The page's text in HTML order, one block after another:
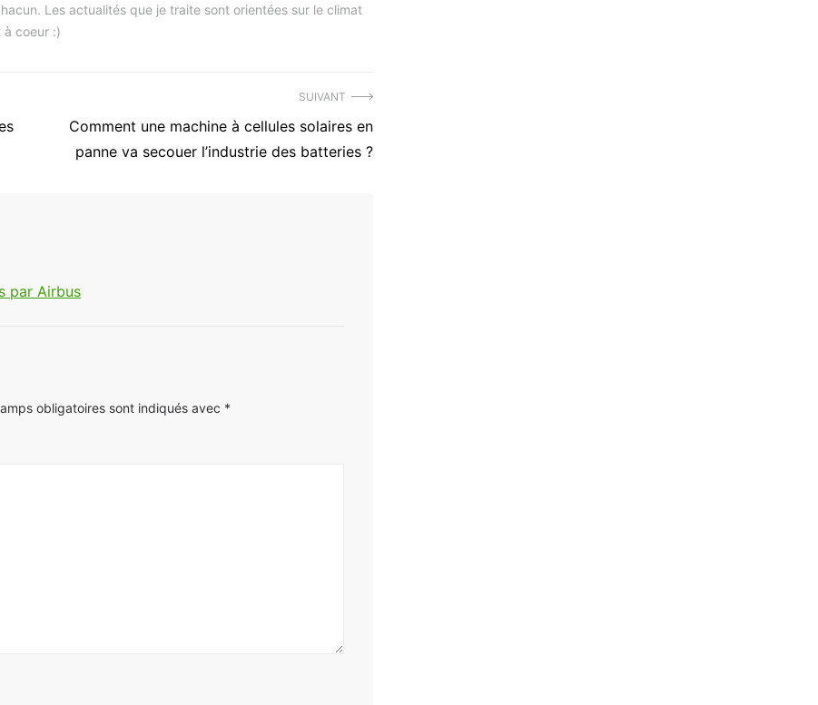
Les actualités que je traite sont orientées sur le climat
coeur :)
SUIVANT
Article
suivant
Comment une machine à cellules solaires en
panne va secouer l’industrie des batteries ?
par Airbus
obligatoires sont indiqués avec *